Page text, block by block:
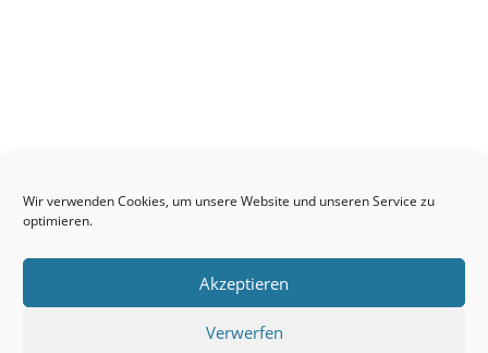
Wir verwenden Cookies, um unsere Website und unseren Service zu
optimieren.
Akzeptieren
Verwerfen
Kontakt
Links
Neuigkeiten
Seelsorge / Sakramente